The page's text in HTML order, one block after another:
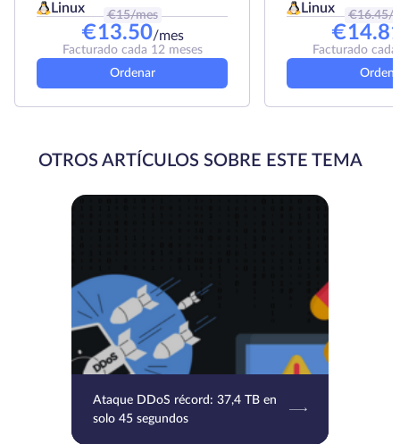
Linux
€15/mes
€13.50/mes
Facturado cada 12 meses
Ordenar
Linux
€16.45/
€
Facturado
OTROS ARTÍCULOS SOBRE ESTE TEMA
Ataque DDoS récord: 37,4 TB en
solo 45 segundos